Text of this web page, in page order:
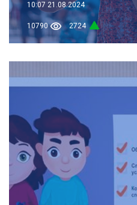
10:07 21.08.2024
10790 2724